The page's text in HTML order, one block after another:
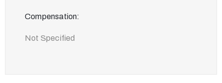
Compensation:
Not Specified